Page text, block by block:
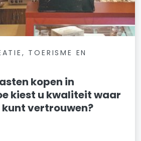
TOERISME EN
kopen in
kiest u kwaliteit waar
kunt vertrouwen?